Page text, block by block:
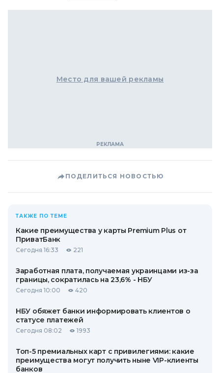
Место для вашей рекламы
ПОДЕЛИТЬСЯ НОВОСТЬЮ
ТАКЖЕ ПО ТЕМЕ
Какие преимущества у карты Premium Plus от
ПриватБанк
Сегодня 16:33 221
Заработная плата, получаемая украинцами из-за
границы, сократилась на 23,6% - НБУ
Сегодня 10:00 420
НБУ обяжет банки информировать клиентов о
статусе платежей
Сегодня 08:02 1993
Топ-5 премиальных карт с привилегиями: какие
преимущества могут получить ныне VIP-клиенты
банков